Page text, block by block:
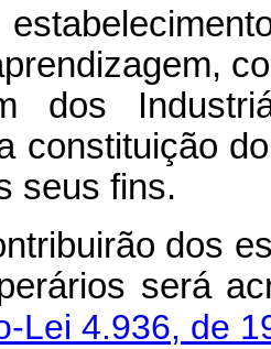
dos
constituição
seus fins.
dos
Lei 4.936, de